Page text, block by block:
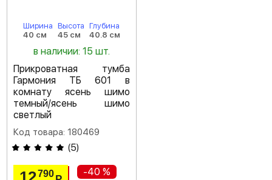
Ширина
40 см
Высота
45 см
Глубина
40.8 см
в наличии: 15 шт.
Прикроватная тумба
Гармония ТБ 601 в
комнату ясень шимо
темный/ясень шимо
светлый
Код товара: 180469
(5)
790
-40 %